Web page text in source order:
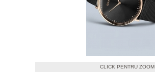
CLICK PENTRU ZOOM